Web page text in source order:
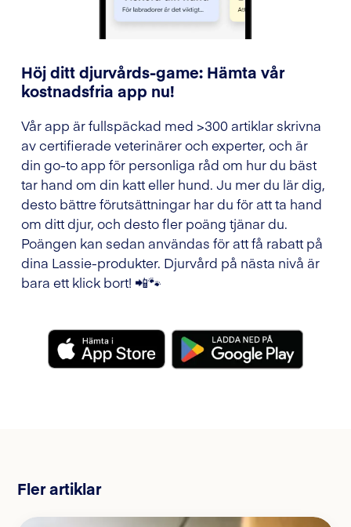
Höj ditt djurvårds-game: Hämta vår
kostnadsfria app nu!
Vår app är fullspäckad med >300 artiklar skrivna
av certifierade veterinärer och experter, och är
din go-to app för personliga råd om hur du bäst
tar hand om din katt eller hund. Ju mer du lär dig,
desto bättre förutsättningar har du för att ta hand
om ditt djur, och desto fler poäng tjänar du.
Poängen kan sedan användas för att få rabatt på
dina Lassie-produkter. Djurvård på nästa nivå är
bara ett klick bort! 📲🐾
Fler artiklar